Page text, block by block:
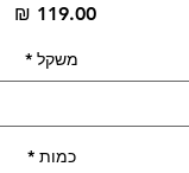
‏119.00 ‏₪
משקל *
כמות *